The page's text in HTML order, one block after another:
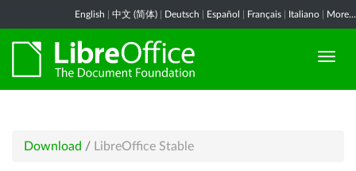
English 中文 (简体) Deutsch Español Français Italiano More...
Download / LibreOffice Stable